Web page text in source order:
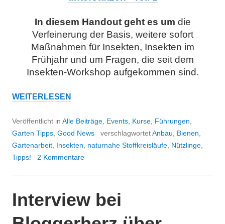
In diesem Handout geht es um die
Verfeinerung der Basis, weitere sofort
Maßnahmen für Insekten, Insekten im
Frühjahr und um Fragen, die seit dem
Insekten-Workshop aufgekommen sind.
ERGEBNISPAPIER
ANSIEDELN
UND
UNTERSTÜTZEN“
TEIL
WEITERLESEN
Veröffentlicht in Alle Beiträge Events, Kurse, Führungen
Garten Tipps Good News verschlagwortetAnbau Bienen
Gartenarbeit Insekten naturnahe Stoffkreisläufe Nützlinge
Tipps!
2 Kommentare
Interview bei